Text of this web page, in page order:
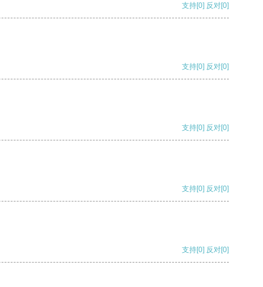
支持[0] 反对[0]
支持[0] 反对[0]
支持[0] 反对[0]
支持[0] 反对[0]
支持[0] 反对[0]